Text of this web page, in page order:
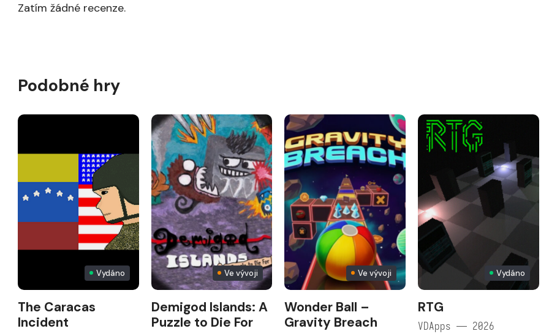
Zatím žádné recenze.
Podobné hry
Vydáno
The Caracas
Incident
Ve vývoji
Demigod Islands: A
Puzzle to Die For
Ve vývoji
Wonder Ball –
Gravity Breach
Vydáno
RTG
VDApps — 2026